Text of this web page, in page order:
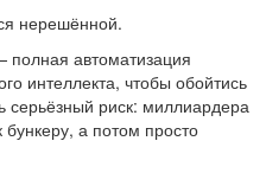
нерешённой.
автоматизация
интеллекта, чтобы обойтись
серьёзный риск: миллиардера
а потом просто